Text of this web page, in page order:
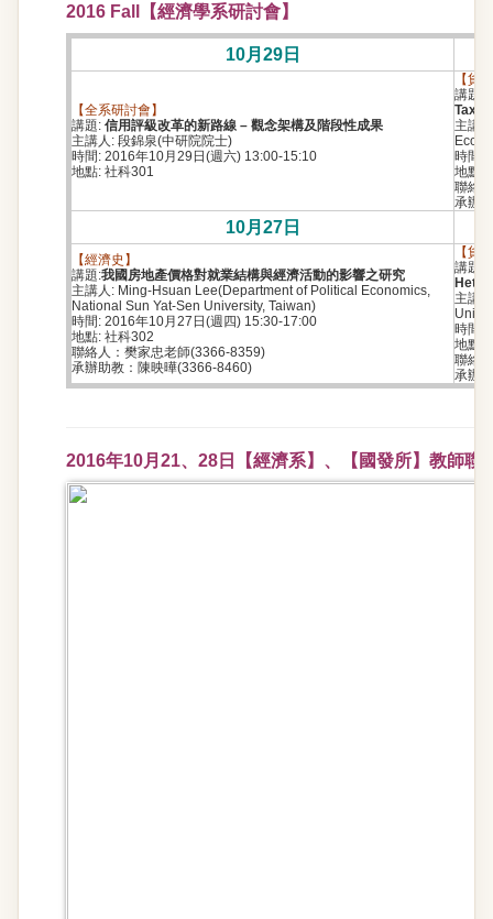
2016 Fall【經濟學系研討會】
10月29日
【全系研討會】
講題: 信用評級改革的新路線 – 觀念架構及階段性成果
主講人: 段錦泉(中研院院士)
時間: 2016年10月29日(週六) 13:00-15:10
地點: 社科301
【貨
講題:
主講
時間:
地點:
聯絡
承辦
10月27日
【經濟史】
講題:我國房地產價格對就業結構與經濟活動的影響之研究
主講人: Ming-Hsuan Lee(Department of Political Economics,
National Sun Yat-Sen University, Taiwan)
時間: 2016年10月27日(週四) 15:30-17:00
地點: 社科302
聯絡人：樊家忠老師(3366-8359)
承辦助教：陳映曄(3366-8460)
【貨
講題:
主講
時間:
地點:
聯絡
承辦
2016年10月21、28日【經濟系】、【國發所】教師